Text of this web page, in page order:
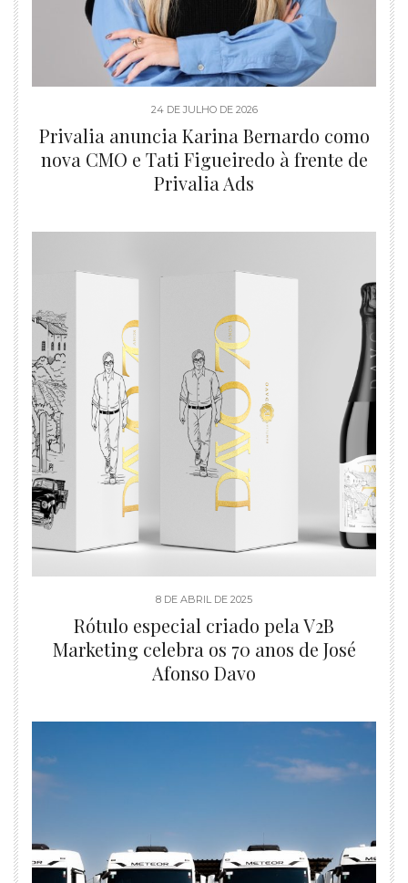
24 DE JULHO DE 2026
Privalia anuncia Karina Bernardo como
nova CMO e Tati Figueiredo à frente de
Privalia Ads
8 DE ABRIL DE 2025
Rótulo especial criado pela V2B
Marketing celebra os 70 anos de José
Afonso Davo